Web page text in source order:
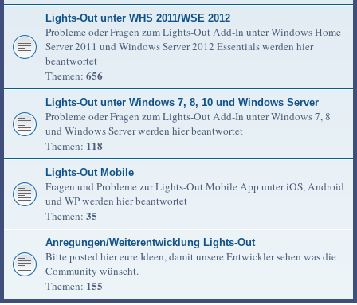
Lights-Out unter WHS 2011/WSE 2012
Probleme oder Fragen zum Lights-Out Add-In unter Windows Home
Server 2011 und Windows Server 2012 Essentials werden hier
beantwortet
Themen: 656
Lights-Out unter Windows 7, 8, 10 und Windows Server
Probleme oder Fragen zum Lights-Out Add-In unter Windows 7, 8
und Windows Server werden hier beantwortet
Themen: 118
Lights-Out Mobile
Fragen und Probleme zur Lights-Out Mobile App unter iOS, Android
und WP werden hier beantwortet
Themen: 35
Anregungen/Weiterentwicklung Lights-Out
Bitte posted hier eure Ideen, damit unsere Entwickler sehen was die
Community wünscht.
Themen: 155